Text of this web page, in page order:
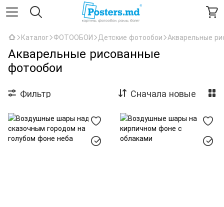
Каталог ФОТООБОИ Детские фотообои Акварельные
Акварельные рисованные
фотообои
Фильтр Сначала новые